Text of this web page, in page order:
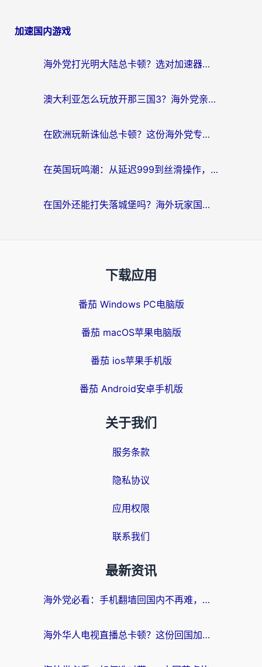
加速国内游戏
海外党打光明大陆总卡顿？选对加速器才是关键！（附亲测好用的推荐）
澳大利亚怎么玩放开那三国3？海外党亲测有效的国服游戏加速指南
在欧洲玩新诛仙总卡顿？这份海外党专属加速器指南帮你解决延迟难题
在英国玩鸣潮：从延迟999到丝滑操作，我是怎么做到的？
在国外还能打失落城堡吗？海外玩家国服游戏加速终极指南（附北美玩online加速器下载技巧）
下载应用
番茄 Windows PC电脑版
番茄 macOS苹果电脑版
番茄 ios苹果手机版
番茄 Android安卓手机版
关于我们
服务条款
隐私协议
应用权限
联系我们
最新资讯
海外党必看：手机翻墙回国内不再难，一篇搞定无缝访问国内资源指南
海外华人电视直播总卡顿？这份回国加速器选择指南帮你无缝看国内资源